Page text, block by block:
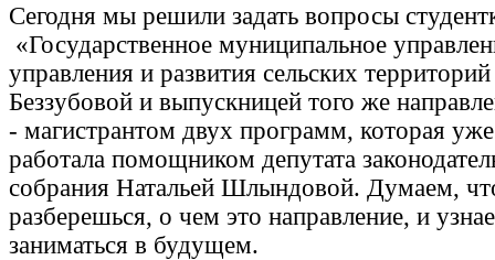
Сегодня мы решили задать вопросы
«Государственное муниципальное
управления и развития сельских
Беззубовой и выпускницей того же
- магистрантом двух программ, которая уже
работала помощником депутата
собрания Натальей Шлындовой. Думаем,
разберешься, о чем это направление, и
заниматься в будущем.